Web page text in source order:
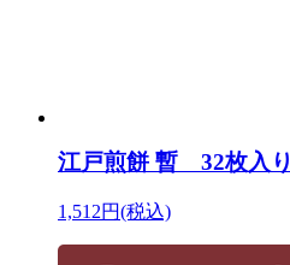
江戸煎餅 暫 32枚入り
1,512円(税込)